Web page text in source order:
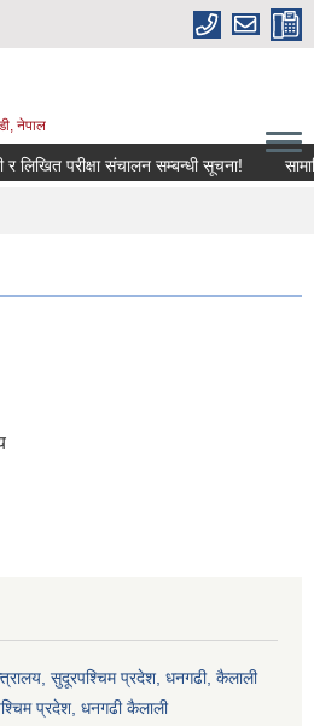
नेपाल
र लिखित परीक्षा संचालन सम्बन्धी सूचना!
सुदूरपश्चिम प्रदेश, धनगढी, कैलाली
प्रदेश, धनगढी कैलाली